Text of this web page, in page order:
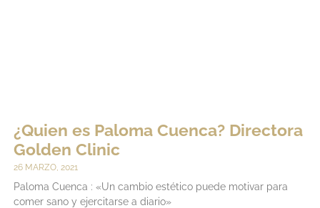
¿Quien es Paloma Cuenca? Directora
Golden Clinic
26 MARZO, 2021
Paloma Cuenca : «Un cambio estético puede motivar para
comer sano y ejercitarse a diario»